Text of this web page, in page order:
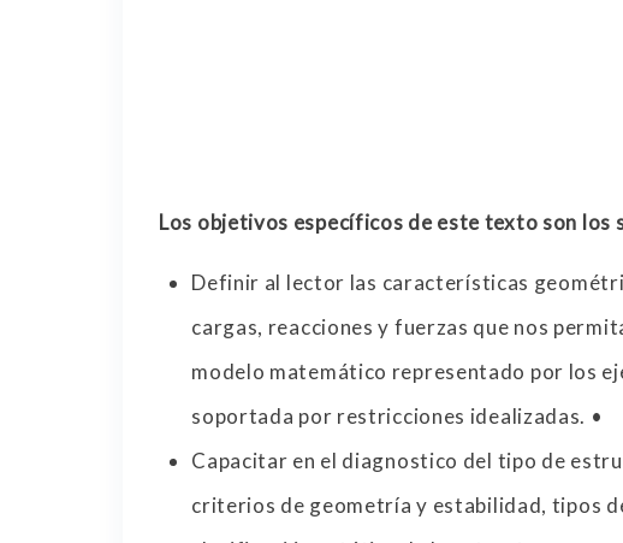
Los objetivos específicos de este texto son los
Definir al lector las características
cargas, reacciones y fuerzas que nos
modelo matemático representado por los
soportada por restricciones idealizadas. •
Capacitar en el diagnostico del tipo de
criterios de geometría y estabilidad, tipos